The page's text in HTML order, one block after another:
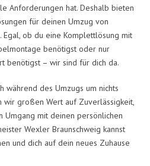
Anforderungen hat. Deshalb bieten
für deinen Umzug von
Egal, ob du eine Komplettlösung mit
benötigst oder nur
benötigst – wir sind für dich da.
während des Umzugs um nichts
wir großen Wert auf Zuverlässigkeit,
Umgang mit deinen persönlichen
Wexler Braunschweig kannst
und dich auf dein neues Zuhause